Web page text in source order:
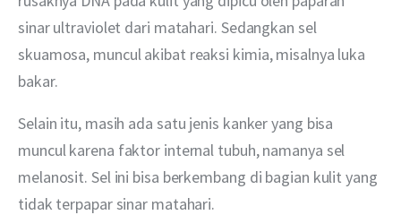
sinar ultraviolet dari matahari. Sedangkan sel
skuamosa, muncul akibat reaksi kimia, misalnya luka
bakar.
Selain itu, masih ada satu jenis kanker yang bisa
muncul karena faktor internal tubuh, namanya sel
melanosit. Sel ini bisa berkembang di bagian kulit yang
tidak terpapar sinar matahari.